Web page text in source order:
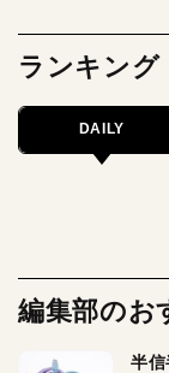
ランキング
DAILY
編集部のお
半